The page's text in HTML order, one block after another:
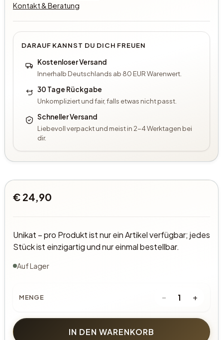
Kontakt & Beratung
DARAUF KANNST DU DICH FREUEN
Kostenloser Versand
Innerhalb Deutschlands ab 80 EUR Warenwert.
30 Tage Rückgabe
Unkompliziert und fair, falls etwas nicht passt.
Schneller Versand
Liebevoll verpackt und meist in 2-4 Werktagen bei
dir.
€ 24,90
Unikat – pro Produkt ist nur ein Artikel verfügbar; jedes
Stück ist einzigartig und nur einmal bestellbar.
Auf Lager
MENGE − 1 +
IN DEN WARENKORB